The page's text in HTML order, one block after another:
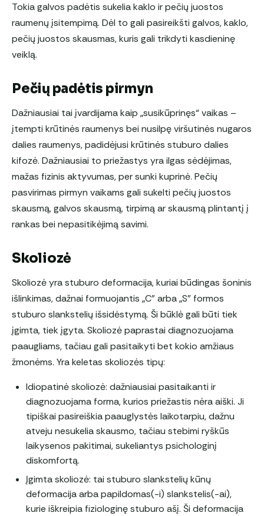
Tokia galvos padėtis sukelia kaklo ir pečių juostos
raumenų įsitempimą. Dėl to gali pasireikšti galvos, kaklo,
pečių juostos skausmas, kuris gali trikdyti kasdieninę
veiklą.
Pečių padėtis pirmyn
Dažniausiai tai įvardijama kaip „susikūprinęs“ vaikas –
įtempti krūtinės raumenys bei nusilpę viršutinės nugaros
dalies raumenys, padidėjusi krūtinės stuburo dalies
kifozė. Dažniausiai to priežastys yra ilgas sėdėjimas,
mažas fizinis aktyvumas, per sunki kuprinė. Pečių
pasvirimas pirmyn vaikams gali sukelti pečių juostos
skausmą, galvos skausmą, tirpimą ar skausmą plintantį į
rankas bei nepasitikėjimą savimi.
Skoliozė
Skoliozė yra stuburo deformacija, kuriai būdingas šoninis
išlinkimas, dažnai formuojantis „C” arba „S” formos
stuburo slankstelių išsidėstymą. Ši būklė gali būti tiek
įgimta, tiek įgyta. Skoliozė paprastai diagnozuojama
paaugliams, tačiau gali pasitaikyti bet kokio amžiaus
žmonėms. Yra keletas skoliozės tipų:
Idiopatinė skoliozė: dažniausiai pasitaikanti ir
diagnozuojama forma, kurios priežastis nėra aiški. Ji
tipiškai pasireiškia paauglystės laikotarpiu, dažnu
atveju nesukelia skausmo, tačiau stebimi ryškūs
laikysenos pakitimai, sukeliantys psichologinį
diskomfortą.
Įgimta skoliozė: tai stuburo slankstelių kūnų
deformacija arba papildomas(-i) slankstelis(-ai),
kurie iškreipia fiziologinę stuburo ašį. Ši deformacija